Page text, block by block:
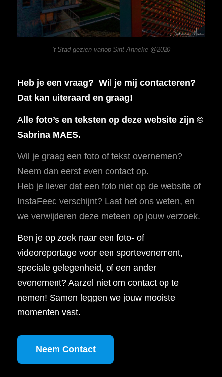
’t Stad gezien vanop Sint-Anneke @2020
Heb je een vraag? Wil je mij contacteren?
Dat kan uiteraard en graag!
Alle foto’s en teksten op deze website zijn ©
Sabrina MAES.
Wil je graag een foto of tekst overnemen?
Neem dan eerst even contact op.
Heb je liever dat een foto niet op de website of
InstaFeed verschijnt? Laat het ons weten, en
we verwijderen deze meteen op jouw verzoek.
Ben je op zoek naar een foto- of
videoreportage voor een sportevenement,
speciale gelegenheid, of een ander
evenement? Aarzel niet om contact op te
nemen! Samen leggen we jouw mooiste
momenten vast.
Neem Contact